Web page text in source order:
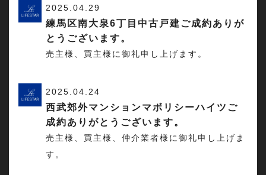
2025.04.29
練馬区南大泉6丁目中古戸建ご成約ありが
とうございます。
売主様、買主様に御礼申し上げます。
2025.04.24
西武郊外マンションマボリシーハイツご
成約ありがとうございます。
売主様、買主様、仲介業者様に御礼申し上げま
す。